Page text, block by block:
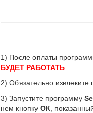
1) После оплаты
БУДЕТ РАБОТАТЬ.
2) Обязательно
3) Запустите программу
нем кнопку ОК ,